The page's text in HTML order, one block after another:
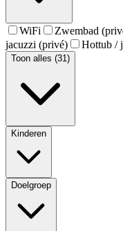
WiFi Zwembad
jacuzzi (privé)
Hottub /
Toon alles (31)
Kinderen
Doelgroep